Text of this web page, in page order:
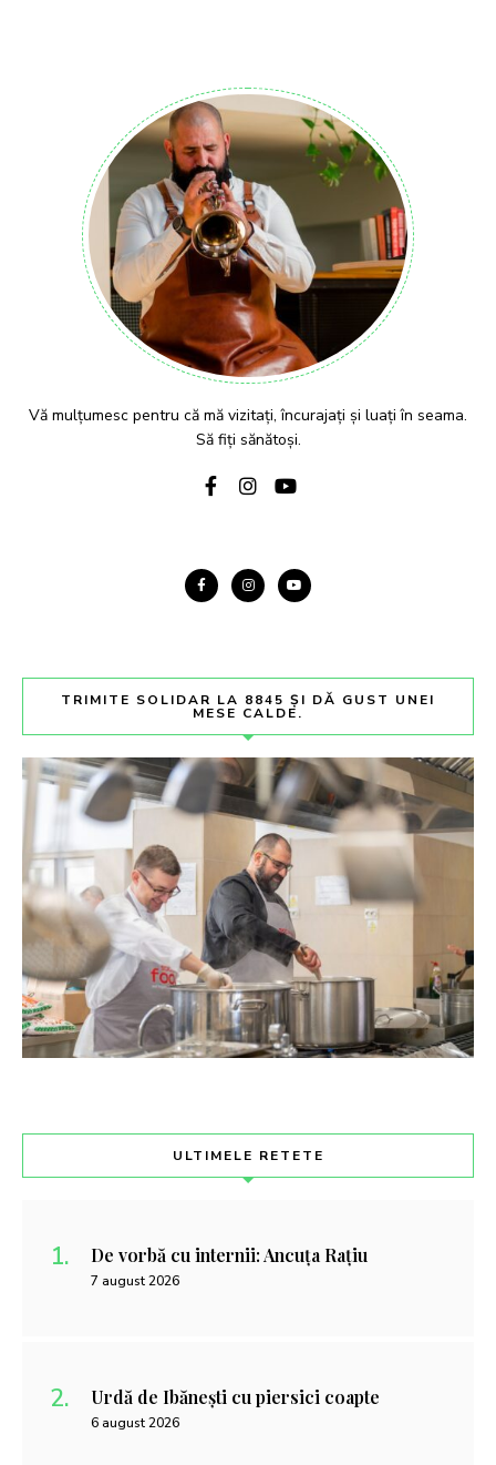
Vă mulțumesc pentru că mă vizitați, încurajați și luați în seama.
Să fiți sănătoși.
TRIMITE SOLIDAR LA 8845 ȘI DĂ GUST UNEI
MESE CALDE.
ULTIMELE RETETE
De vorbă cu internii: Ancuța Rațiu
7 august 2026
Urdă de Ibănești cu piersici coapte
6 august 2026